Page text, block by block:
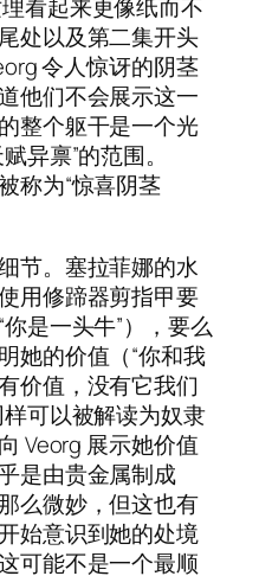
看起来更像纸而不
处以及第二集开头
令人惊讶的阴茎
他们不会展示这一
整个躯干是一个光
异禀”的范围。
称为“惊喜阴茎
节。塞拉菲娜的水
用修蹄器剪指甲要
是一头牛”），要么
她的价值（“你和我
价值，没有它我们
可以被解读为奴隶
Veorg 展示她价值
是由贵金属制成
么微妙，但这也有
始意识到她的处境
可能不是一个最顺